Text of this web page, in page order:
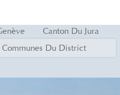
Canton Du Jura